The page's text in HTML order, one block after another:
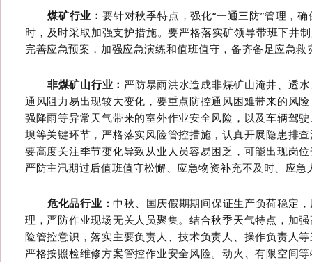
煤矿行业 ： 要针对秋季特点，强化“一通三防”管理，确
时，及时采取加强支护措施。要严格落实矿领导带班下井
完善应急预案，加强应急演练和值班值守，备齐备足应急
非煤矿山行业 ： 严防暴雨洪水造成非煤矿山淹井、透
通风阻力易出现较大变化，要重点防控通风困难带来的风
强降雨等异常天气带来的室外作业安全风险，以及车辆驾
坝等关键环节，严格落实风险管控措施，认真开展隐患排
要高度关注季节变化导致从业人员容易困乏，可能出现岗
严防主汛期过后值班值守松懈、应急物资补充不及时、应
危化品行业 ：中秋、国庆假期期间保证生产负荷稳定
理，严防作业现场无关人员聚集。结合秋季天气特点，加
险管控意识，落实主要负责人、技术负责人、操作负责人
严格按照检维修方案管控作业安全风险。动火、有限空间